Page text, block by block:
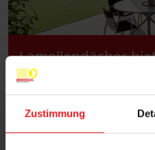
Zustimmung
Lamellendächer
Sonnenschutz und
angenehme
Freien.